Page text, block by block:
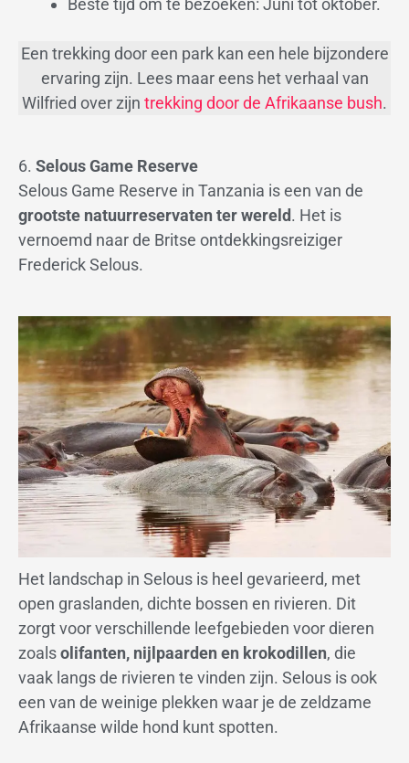
Beste tijd om te bezoeken: Juni tot oktober.
Een trekking door een park kan een hele bijzondere
ervaring zijn. Lees maar eens het verhaal van
Wilfried over zijn trekking door de Afrikaanse bush.
6. Selous Game Reserve
Selous Game Reserve in Tanzania is een van de
grootste natuurreservaten ter wereld. Het is
vernoemd naar de Britse ontdekkingsreiziger
Frederick Selous.
Het landschap in Selous is heel gevarieerd, met
open graslanden, dichte bossen en rivieren. Dit
zorgt voor verschillende leefgebieden voor dieren
zoalsolifanten, nijlpaarden en krokodillen, die
vaak langs de rivieren te vinden zijn. Selous is ook
een van de weinige plekken waar je de zeldzame
Afrikaanse wilde hond kunt spotten.